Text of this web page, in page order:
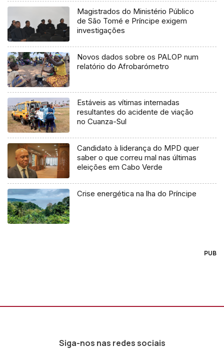
Magistrados do Ministério Público
de São Tomé e Príncipe exigem
investigações
Novos dados sobre os PALOP num
relatório do Afrobarómetro
Estáveis as vítimas internadas
resultantes do acidente de viação
no Cuanza-Sul
Candidato à liderança do MPD quer
saber o que correu mal nas últimas
eleições em Cabo Verde
Crise energética na lha do Príncipe
PUB
Siga-nos nas redes sociais